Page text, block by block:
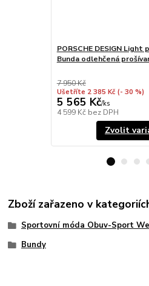
PORSCHE DESIGN
Bunda odlehčená
7 950 Kč
Ušetříte 2 385 Kč (- 30 %)
5 565 Kč/ks
4 599 Kč bez DPH
Zvolit
Zboží zařazeno v
Sportovní móda Obuv-Sport
Bundy